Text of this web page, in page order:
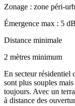
Zonage : zone péri-
Émergence max : 5
Distance minimale
2 mètres minimum
En secteur résidentiel
sont plus souples
toujours. Avec un
à distance des